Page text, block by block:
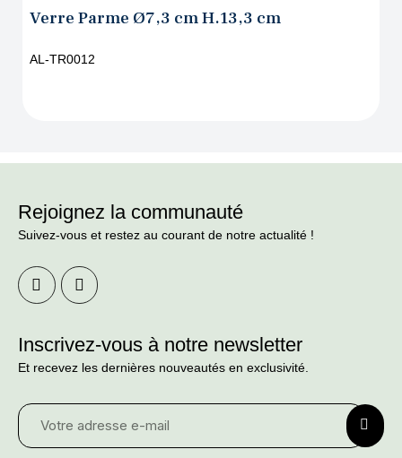
Verre Parme Ø7,3 cm H.13,3 cm
AL-TR0012
Rejoignez la communauté
Suivez-vous et restez au courant de notre actualité !
Inscrivez-vous à notre newsletter
Et recevez les dernières nouveautés en exclusivité.